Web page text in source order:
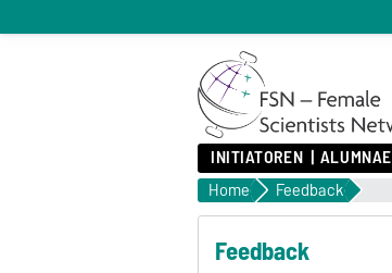
INITIATOREN ALUMNAE
Home Feedback
Feedback